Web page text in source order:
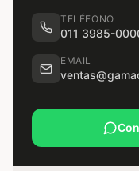
TELÉFONO
011 3985-
EMAIL